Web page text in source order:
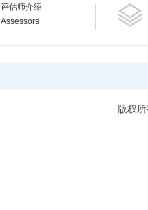
评估师介绍
Assessors
版权